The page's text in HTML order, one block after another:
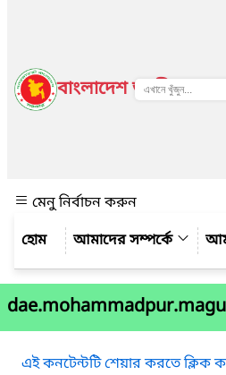
বাংলাদেশ জাতীয় তথ্য
মেনু নির্বাচন করুন
আমাদের সম্পর্কে
এই কনটেন্টটি শেয়ার করতে ক্লিক